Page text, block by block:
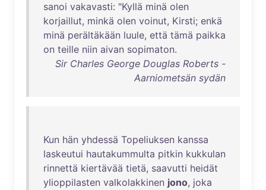
sanoi vakavasti: "Kyllä minä olen
korjaillut, minkä olen voinut, Kirsti; enkä
minä perältäkään luule, että tämä paikka
on teille niin aivan sopimaton.
Sir Charles George Douglas Roberts -
Aarniometsän sydän
Kun hän yhdessä Topeliuksen kanssa
laskeutui hautakummulta pitkin kukkulan
rinnettä kiertävää tietä, saavutti heidät
ylioppilasten valkolakkinen jono, joka